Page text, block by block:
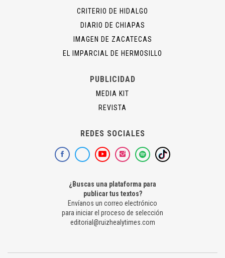
CRITERIO DE HIDALGO
DIARIO DE CHIAPAS
IMAGEN DE ZACATECAS
EL IMPARCIAL DE HERMOSILLO
PUBLICIDAD
MEDIA KIT
REVISTA
REDES SOCIALES
¿Buscas una plataforma para
publicar tus textos?
Envíanos un correo electrónico
para iniciar el proceso de selección
editorial@ruizhealytimes.com